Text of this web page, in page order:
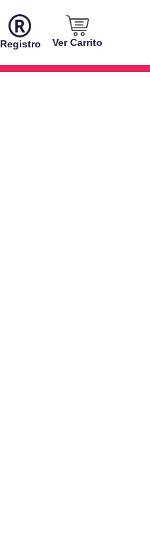
Registro Ver Carrito